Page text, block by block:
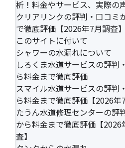
析！料金やサービス、実際の
クリアリンクの評判・口コミ
で徹底評価【2026年7月調査】
このサイトに付いて
シャワーの水漏れについて
しろくま水道サービスの評判
ら料金まで徹底評価
スマイル水道サービスの評判
ら料金まで徹底評価【2026年7
たうん水道修理センターの評
から料金まで徹底評価【2026
査】